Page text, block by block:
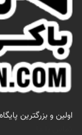
اولين و بزرگترين